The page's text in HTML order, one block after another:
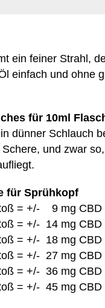
ein feiner Strahl,
einfach und ohne
für 10ml
dünner Schlauch
und zwar
für Sprühkopf
= +/- 9 mg CBD
= +/- 14 mg CBD
= +/- 18 mg CBD
= +/- 27 mg CBD
= +/- 36 mg CBD
= +/- 45 mg CBD